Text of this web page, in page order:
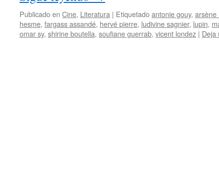
Publicado en Cine, Literatura | Etiquetadoantonie gouy, arsène
hesme, fargass assandé, hervé pierre, ludivine sagnier, lupin,
omar sy, shirine boutella, soufiane guerrab, vicent londez | Deja